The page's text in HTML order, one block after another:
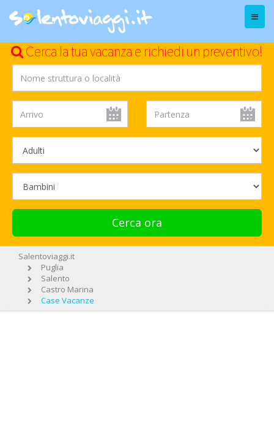
Menu
Cerca la tua vacanza e richiedi un preventivo!
Cerca ora
Salentoviaggi.it
Puglia
Salento
Castro Marina
Case Vacanze